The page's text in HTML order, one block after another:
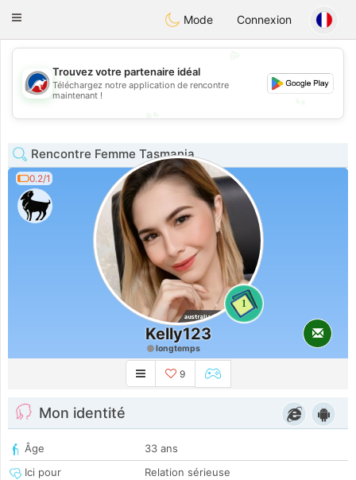
AustraliaChat
Toggle
Mode Connexion
💖
💖
💕
Trouvez votre partenaire idéal
Téléchargez notre application de rencontre
maintenant !
Rencontre Femme Tasmania
0.2/1
1
Kelly123
longtemps
9
Mon identité
Âge
33 ans
Ici pour
Relation sérieuse